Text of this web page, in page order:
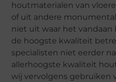
houtmaterialen van
of uit andere
niet uit waar het
de hoogste kwaliteit
specialisten niet eerder
allerhoogste kwaliteit
wij vervolgens gebruiken